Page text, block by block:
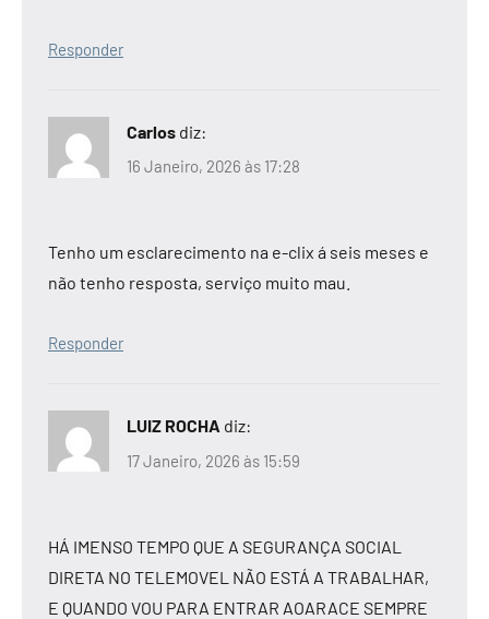
Responder
Carlos diz:
16 Janeiro, 2026 às 17:28
Tenho um esclarecimento na e-clix á seis meses e
não tenho resposta, serviço muito mau.
Responder
LUIZ ROCHA diz:
17 Janeiro, 2026 às 15:59
HÁ IMENSO TEMPO QUE A SEGURANÇA SOCIAL
DIRETA NO TELEMOVEL NÃO ESTÁ A TRABALHAR,
E QUANDO VOU PARA ENTRAR AOARACE SEMPRE